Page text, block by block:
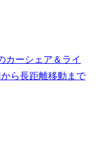
カーシェア＆ライ
ら長距離移動まで